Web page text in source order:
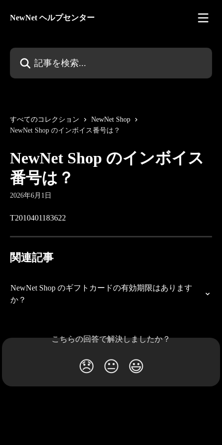
NewNet ヘルプセンター
記事を検索...
すべてのコレクション
NewNet Shop
NewNet Shop のインボイス番号は？
NewNet Shop のインボイス
番号は？
2026年6月1日
T2010401183622
関連記事
NewNet Shop のギフトカードの有効期限はあります
か？
こちらの回答で解決しましたか？
😞 😐 😃